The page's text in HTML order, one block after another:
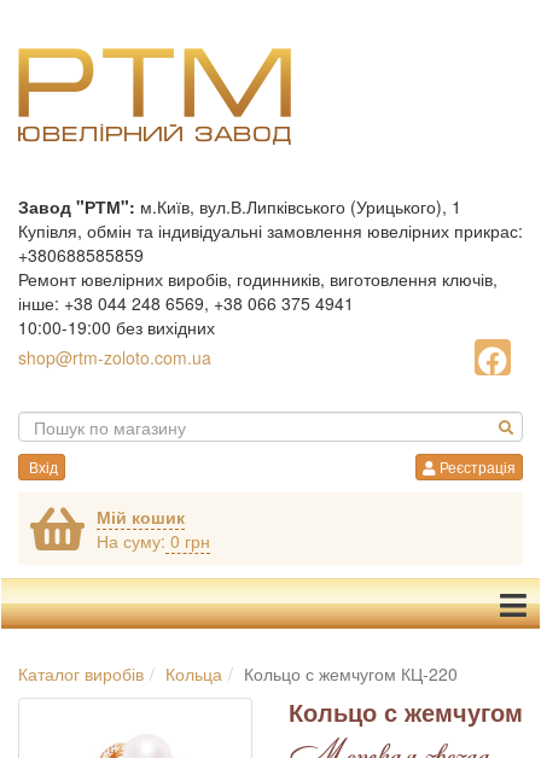
Завод "РТМ": м.Київ, вул.В.Липківського (Урицького), 1
Купівля, обмін та індивідуальні замовлення ювелірних прикрас:
+380688585859
Ремонт ювелірних виробів, годинників, виготовлення ключів,
інше: +38 044 248 6569, +38 066 375 4941
10:00-19:00 без вихідних
shop@rtm-zoloto.com.ua
Вхід Реєстрація
Мій кошик
На суму: 0 грн
Каталог виробів Кольца Кольцо с жемчугом КЦ-220
Кольцо с жемчугом